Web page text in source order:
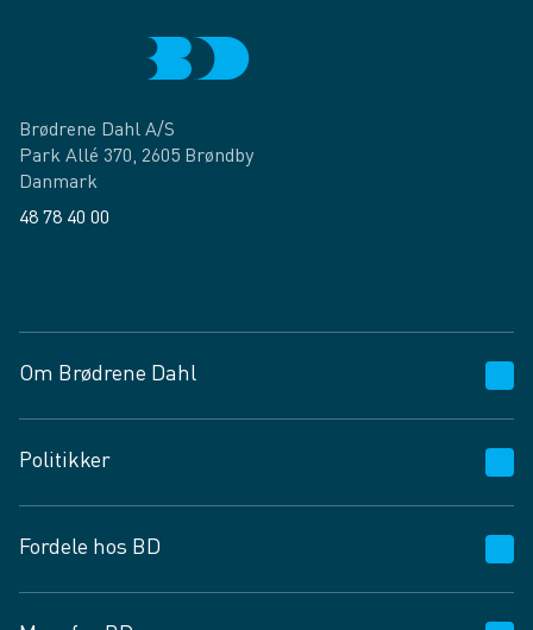
Brødrene Dahl A/S
Park Allé 370, 2605 Brøndby
Danmark
48 78 40 00
Om Brødrene Dahl
Vagttelefon 30 10 89 89
Spørgsmål og svar
Job og karriere
Fødevarekontrolrapport
Politikker
Privatlivspolitik
Cookies
Fordele hos BD